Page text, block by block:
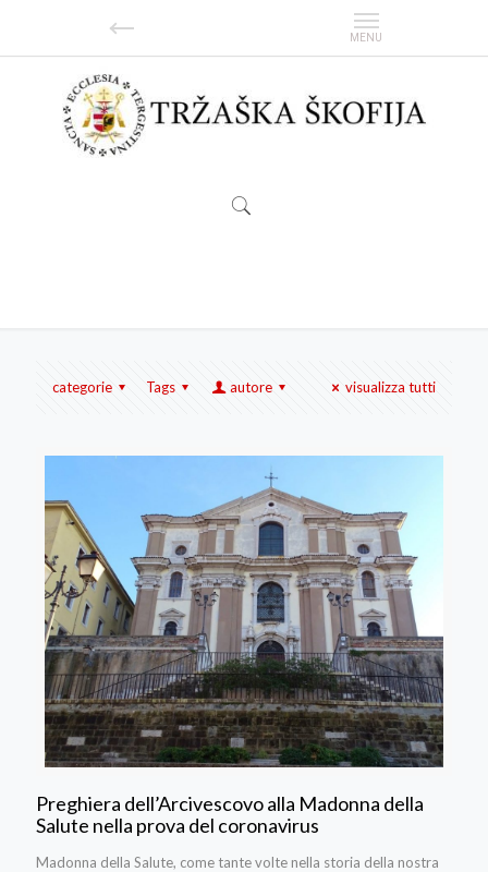
categorie Tags autore visualizza tutti
Preghiera dell’Arcivescovo alla Madonna della
Salute nella prova del coronavirus
Madonna della Salute, come tante volte nella storia della nostra